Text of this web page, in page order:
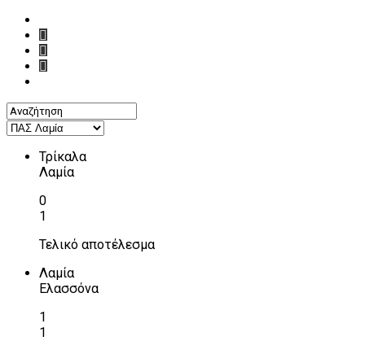
Τρίκαλα
Λαμία
0
1
Τελικό αποτέλεσμα
Λαμία
Ελασσόνα
1
1